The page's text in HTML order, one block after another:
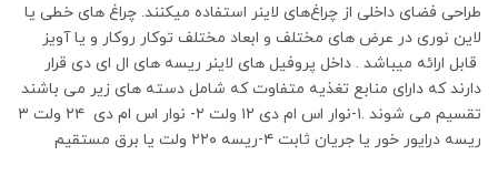
طراحی فضای داخلی از چراغ‌های لاینر استفاده میکنند. چراغ های خطی یا
لاین نوری در عرض های مختلف و ابعاد مختلف توکار روکار و یا آویز
قابل ارائه میباشد . داخل پروفیل های لاینر ریسه های ال ای دی قرار
دارند که دارای منابع تغذیه متفاوت که شامل دسته های زیر می باشند
تقسیم می شوند .۱-نوار اس ام دی ۱۲ ولت ۲- نوار اس ام دی ۲۴ ولت ۳
ریسه درایور خور یا جریان ثابت ۴-ریسه ۲۲۰ ولت یا برق مستقیم